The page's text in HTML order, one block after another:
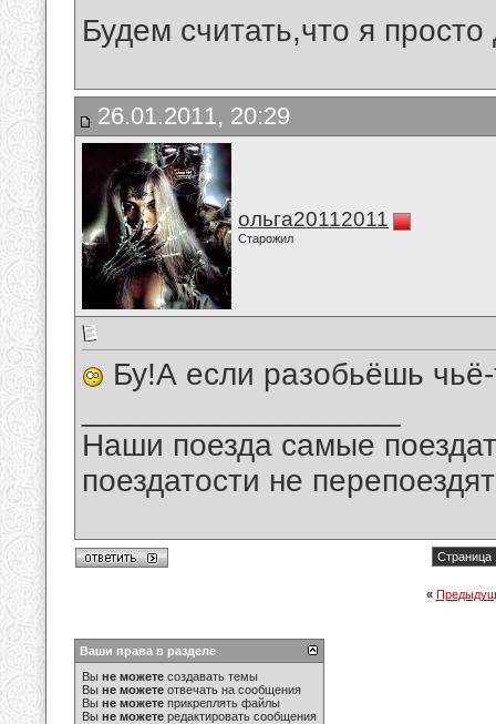
Будем считать,что я просто
26.01.2011, 20:29
ольга20112011
Старожил
Бу!А если разобьёшь
Наши поезда самые
поездатости не
Страница
«
Ваши права в разделе
Вы не можете создавать темы
Вы не можете отвечать на сообщения
Вы не можете прикреплять файлы
Вы не можете редактировать сообщения